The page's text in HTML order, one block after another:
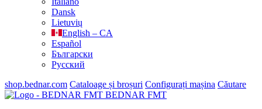
Dansk
Lietuvių
English – CA
Español
Български
Русский
shop.bednar.com Cataloage și broșuri Configurați mașina Căutare
BEDNAR FMT